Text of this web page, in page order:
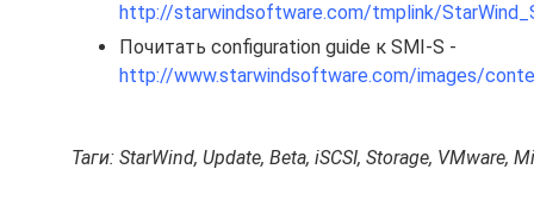
http://starwindsoftware.com/tmplink/
Почитать configuration guide к SMI-S -
http://www.starwindsoftware.com/images/
Таги: StarWind, Update, Beta, iSCSI, Storage, VMware,